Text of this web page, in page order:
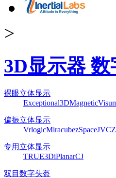
>
3D显示器 数
裸眼立体显示
Exceptional3DMagnetic
偏振立体显示
VrlogicMiracubezSpaceJVC
专用立体显示
TRUE3DiPlanarCJ
双目数字头盔